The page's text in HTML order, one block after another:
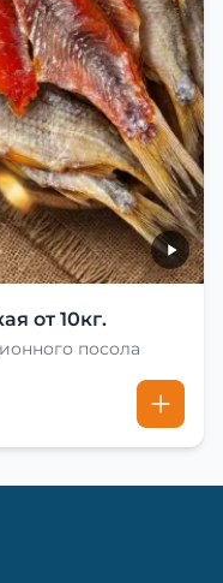
от 10кг.
посола